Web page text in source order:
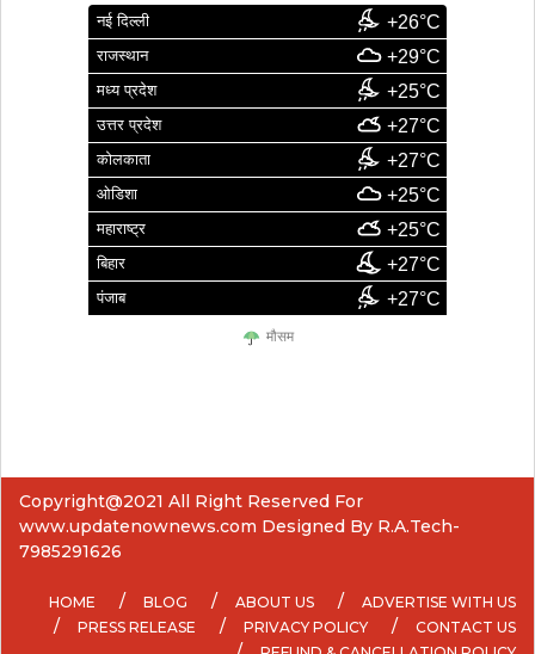
नई दिल्ली +26°C
राजस्थान +29°C
मध्य प्रदेश +25°C
उत्तर प्रदेश +27°C
कोलकाता +27°C
ओडिशा +25°C
महाराष्ट्र +25°C
बिहार +27°C
पंजाब +27°C
मौसम
Copyright@2021 All Right Reserved For
www.updatenownews.com Designed By R.A.Tech-
7985291626
HOME BLOG ABOUT US
ADVERTISE WITH US
PRESS RELEASE
PRIVACY POLICY
CONTACT US